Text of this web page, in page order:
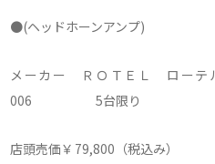
●(ヘッドホーンアンプ)
メーカー ＲＯＴＥＬ
006 5台限り
店頭売価￥79,800（税込